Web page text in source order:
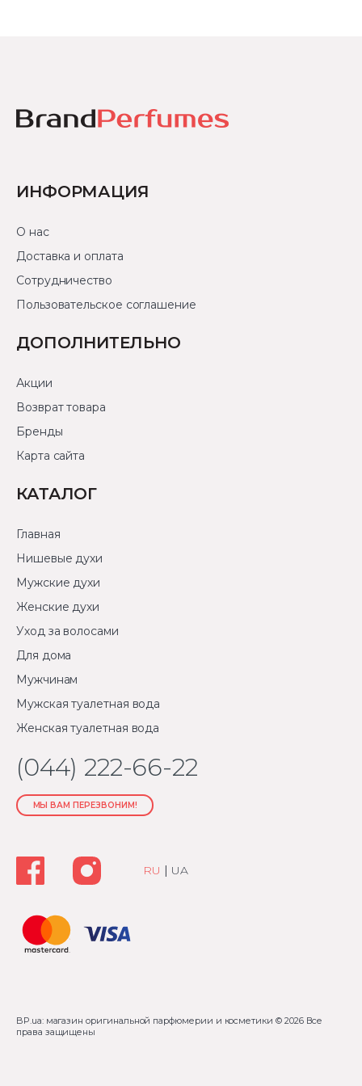
ИНФОРМАЦИЯ
О нас
Доставка и оплата
Сотрудничество
Пользовательское соглашение
ДОПОЛНИТЕЛЬНО
Акции
Возврат товара
Бренды
Карта сайта
КАТАЛОГ
Главная
Нишевые духи
Мужские духи
Женские духи
Уход за волосами
Для дома
Мужчинам
Мужская туалетная вода
Женская туалетная вода
(044) 222-66-22
МЫ ВАМ ПЕРЕЗВОНИМ!
RU | UA
BP.ua: магазин оригинальной парфюмерии и косметики © 2026 Все
права защищены